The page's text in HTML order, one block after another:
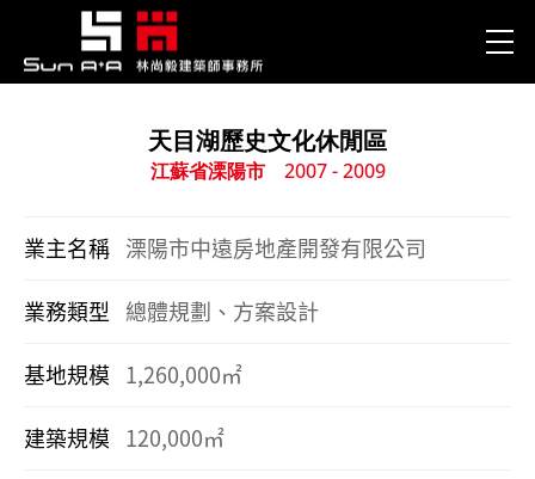
天目湖歷史文化休閒區
江蘇省溧陽市2007 - 2009
業主名稱 溧陽市中遠房地產開發有限公司
業務類型 總體規劃、方案設計
基地規模 1,260,000㎡
建築規模 120,000㎡